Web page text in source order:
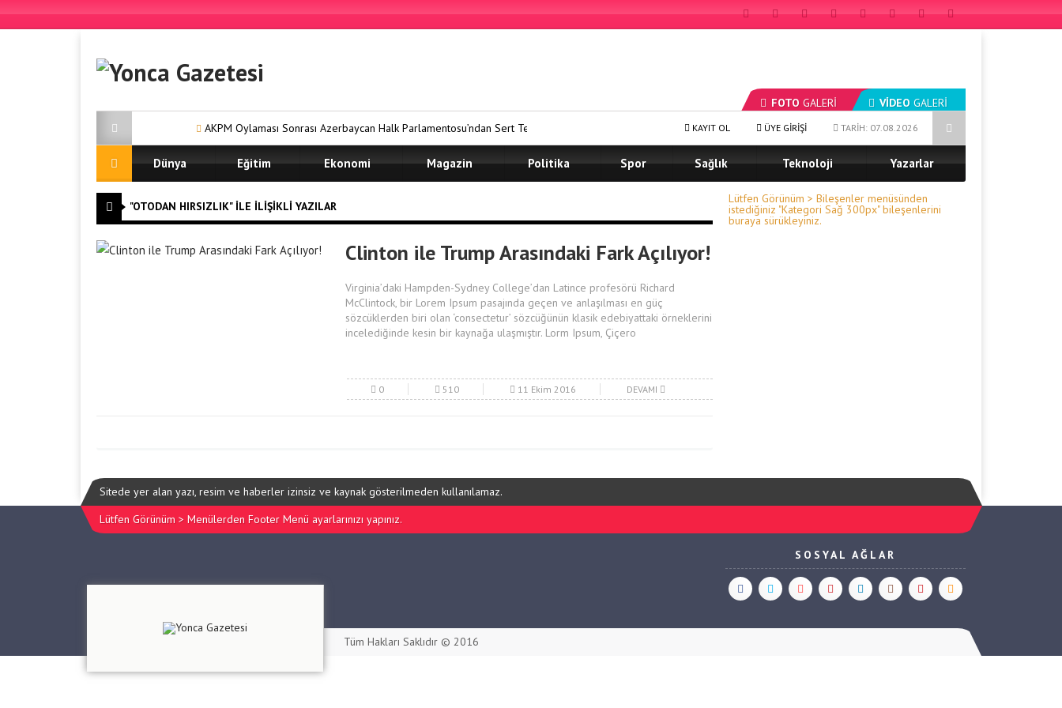
FOTO GALERİ VİDEO GALERİ
AKPM Oylaması Sonrası Azerbaycan Halk Parlamentosu’ndan Sert Tepki: “Hak İhlallerine Göz Yumanları Kınıyoruz”
Prof. Dr. Murat Kan, NEW ATLAS INSTITUTE & UNIVERSITY
TARİH: 07.08.2026
ÜYE GİRİŞİ
KAYIT OL
Dünya Eğitim Ekonomi Magazin Politika Spor Sağlık Teknoloji Yazarlar
"OTODAN HIRSIZLIK" ILE İLIŞIKLI YAZILAR
Clinton ile Trump Arasındaki Fark Açılıyor!
Virginia’daki Hampden-Sydney College’dan Latince profesörü Richard
McClintock, bir Lorem Ipsum pasajında geçen ve anlaşılması en güç
sözcüklerden biri olan ‘consectetur’ sözcüğünün klasik edebiyattaki örneklerini
incelediğinde kesin bir kaynağa ulaşmıştır. Lorm Ipsum, Çiçero
0 510 11 Ekim 2016 DEVAMI
Lütfen Görünüm > Bileşenler menüsünden
istediğiniz "Kategori Sağ 300px" bileşenlerini
buraya sürükleyiniz.
Sitede yer alan yazı, resim ve haberler izinsiz ve kaynak gösterilmeden kullanılamaz.
Lütfen Görünüm > Menülerden Footer Menü ayarlarınızı yapınız.
SOSYAL AĞLAR
Tüm Hakları Saklıdır © 2016